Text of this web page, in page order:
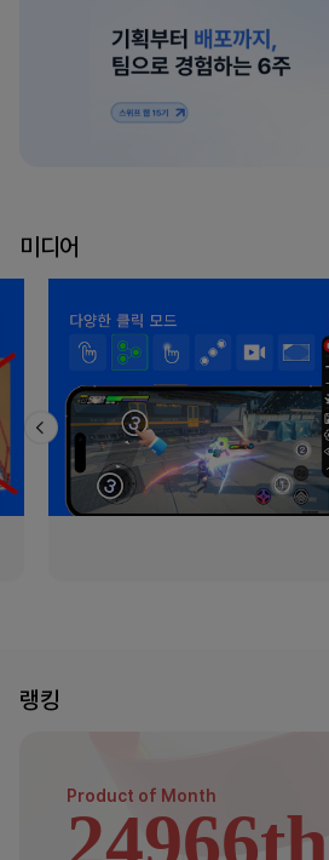
미디어
랭킹
Product of Month
24966th